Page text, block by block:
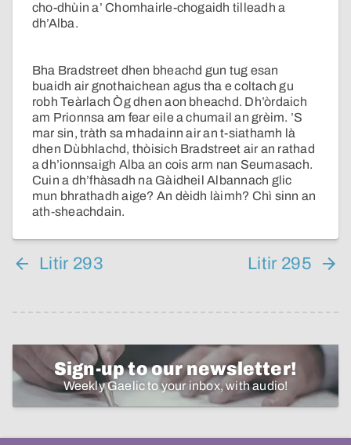
cho-dhùin a’ Chomhairle-chogaidh tilleadh a
dh’Alba.
Bha Bradstreet dhen bheachd gun tug esan
buaidh air gnothaichean agus tha e coltach gu
robh Teàrlach Òg dhen aon bheachd. Dh’òrdaich
am Prionnsa am fear eile a chumail an grèim. ’S
mar sin, tràth sa mhadainn air an t-siathamh là
dhen Dùbhlachd, thòisich Bradstreet air an rathad
a dh’ionnsaigh Alba an cois arm nan Seumasach.
Cuin a dh’fhàsadh na Gàidheil Albannach glic
mun bhrathadh aige? An dèidh làimh? Chì sinn an
ath-sheachdain.
Litir 293 Litir 295
Sign-up to our newsletter!
Weekly Gaelic to your inbox, with audio!